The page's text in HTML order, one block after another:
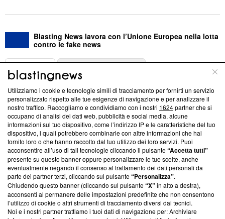
Blasting News lavora con l’Unione Europea nella lotta
contro le fake news
ABOUT
Questa sezione offre informazioni trasparenti su Blasting
News, sui nostri processi editoriali e su come ci impegniamo a
creare news di qualità. Inoltre, afferma la nostra aderenza a
‘Trust Project - News with Integrity’Blasting News non è
ancora membro del programma, ma ha richiesto di farne
parte; Trust Project non ha ancora effettuato una verifica di
conformità agli standard.
Su di noi
Team editoriale
Corporate
Utilizziamo i cookie e tecnologie simili di tracciamento per fornirti un servizio
personalizzato rispetto alle tue esigenze di navigazione e per analizzare il
nostro traffico. Raccogliamo e condividiamo con i nostri 1624partner che si
occupano di analisi dei dati web, pubblicità e social media, alcune
informazioni sul tuo dispositivo, come l’indirizzo IP e le caratteristiche del tuo
dispositivo, i quali potrebbero combinarle con altre informazioni che hai
fornito loro o che hanno raccolto dal tuo utilizzo dei loro servizi. Puoi
acconsentire all’uso di tali tecnologie cliccando il pulsante“Accetta tutti”
presente su questo banner oppure personalizzare le tue scelte, anche
eventualmente negando il consenso al trattamento dei dati personali da
parte dei partner terzi, cliccando sul pulsante“Personalizza”.
Chiudendo questo banner (cliccando sul pulsante“X”in alto a destra),
acconsenti al permanere delle impostazioni predefinite che non consentono
l’utilizzo di cookie o altri strumenti di tracciamento diversi dai tecnici.
Noi e i nostri partner trattiamo i tuoi dati di navigazione per: Archiviare